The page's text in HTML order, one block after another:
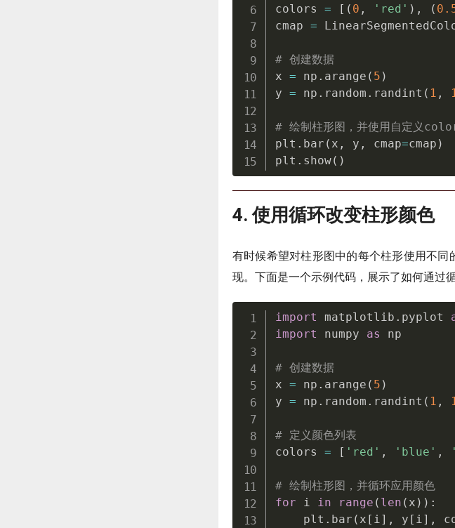
colors = [ ( 0 , 'red' ) , (
cmap =
# 创建数据
x = np . arange ( 5 )
y = np . random . randint ( 1 ,
# 绘制柱形图，并使用自定义
plt . bar ( x , y , cmap=cmap )
plt . show( )
4. 使用循环改变柱形颜色
有时候希望对柱形图中的每个柱形使用不
现。下面是一个示例代码，展示了如何通过
import matplotlib . pyplot
import numpy as np
# 创建数据
x = np . arange ( 5 )
y = np . random . randint ( 1 ,
# 定义颜色列表
colors = [ 'red' , 'blue' ,
# 绘制柱形图，并循环应用颜色
for i in range ( len ( x ) ) :
    plt
. bar ( x [ i] , y [ i] ,